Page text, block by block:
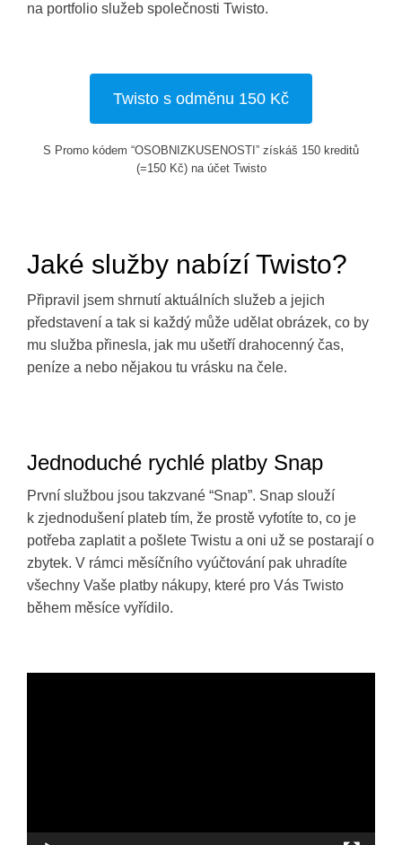
na portfolio služeb společnosti Twisto.
Twisto s odměnu 150 Kč
S Promo kódem “OSOBNIZKUSENOSTI” získáš 150 kreditů
(=150 Kč) na účet Twisto
Jaké služby nabízí Twisto?
Připravil jsem shrnutí aktuálních služeb a jejich
představení a tak si každý může udělat obrázek, co by
mu služba přinesla, jak mu ušetří drahocenný čas,
peníze a nebo nějakou tu vrásku na čele.
Jednoduché rychlé platby Snap
První službou jsou takzvané “Snap”. Snap slouží
k zjednodušení plateb tím, že prostě vyfotíte to, co je
potřeba zaplatit a pošlete Twistu a oni už se postarají o
zbytek. V rámci měsíčního vyúčtování pak uhradíte
všechny Vaše platby nákupy, které pro Vás Twisto
během měsíce vyřídilo.